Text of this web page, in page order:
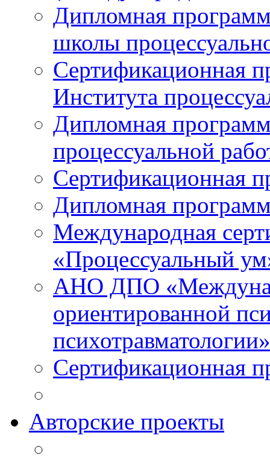
Дипломная
школы
Сертификационная
Института
Дипломная
процессуальной
Сертификационная
Дипломная
Международная
«Процессуальный
АНО ДПО
ориентированной
Сертификационная
Авторские проекты